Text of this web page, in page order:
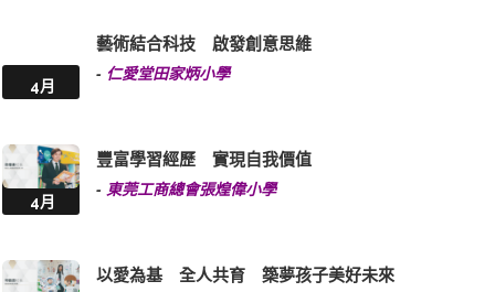
4月
藝術結合科技 啟發創意思維
- 仁愛堂田家炳小學
4月
豐富學習經歷 實現自我價值
- 東莞工商總會張煌偉小學
以愛為基 全人共育 築夢孩子美好未來